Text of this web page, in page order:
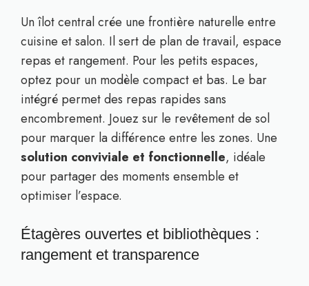
Un îlot central crée une frontière naturelle entre
cuisine et salon. Il sert de plan de travail, espace
repas et rangement. Pour les petits espaces,
optez pour un modèle compact et bas. Le bar
intégré permet des repas rapides sans
encombrement. Jouez sur le revêtement de sol
pour marquer la différence entre les zones. Une
solution conviviale et fonctionnelle, idéale
pour partager des moments ensemble et
optimiser l’espace.
Étagères ouvertes et bibliothèques :
rangement et transparence